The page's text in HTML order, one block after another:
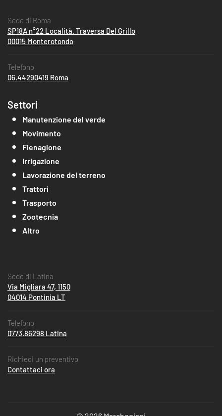
Sede di Roma
SP18A n°22 Località. Traversa Del Grillo
00015 Monterotondo
Telefono
06.44290419 Roma
Settori
Manutenzione del verde
Movimento
Fienagione
Irrigazione
Lavorazione del terreno
Trattori
Trasporto
Zootecnia
Altro
Sede di Latina
Via Migliara 47, 1150
04014 Pontinia LT
Telefono
0773.86298 Latina
Richiedi un preventivo
Contattaci ora